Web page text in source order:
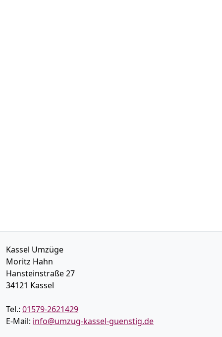
Kassel Umzüge
Moritz Hahn
Hansteinstraße 27
34121 Kassel
Tel.: 01579-2621429
E-Mail: info@umzug-kassel-guenstig.de